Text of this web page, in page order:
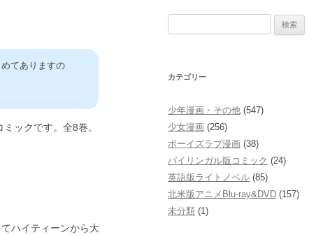
てありますの
ックです。全8巻。
ハイティーンから大
カテゴリー
少年漫画・その他 (547)
少女漫画 (256)
ボーイズラブ漫画 (38)
バイリンガル版コミック (24)
英語版ライトノベル (85)
北米版アニメBlu-ray&DVD (157)
未分類 (1)